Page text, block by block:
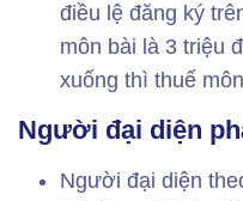
điều lệ đăng ký
môn bài là 3 triệu
xuống thì thuế
Người đại diện
Người đại diện